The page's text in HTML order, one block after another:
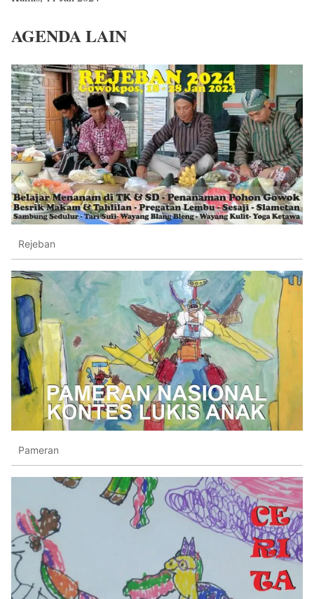
AGENDA LAIN
Rejeban
Pameran